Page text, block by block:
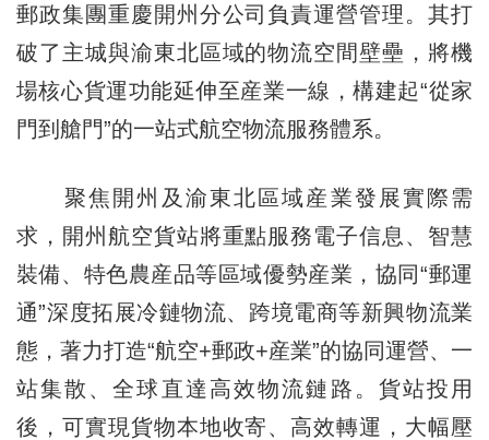
郵政集團重慶開州分公司負責運營管理。其打
破了主城與渝東北區域的物流空間壁壘，將機
場核心貨運功能延伸至産業一線，構建起“從家
門到艙門”的一站式航空物流服務體系。
聚焦開州及渝東北區域産業發展實際需
求，開州航空貨站將重點服務電子信息、智慧
裝備、特色農産品等區域優勢産業，協同“郵運
通”深度拓展冷鏈物流、跨境電商等新興物流業
態，著力打造“航空+郵政+産業”的協同運營、一
站集散、全球直達高效物流鏈路。貨站投用
後，可實現貨物本地收寄、高效轉運，大幅壓